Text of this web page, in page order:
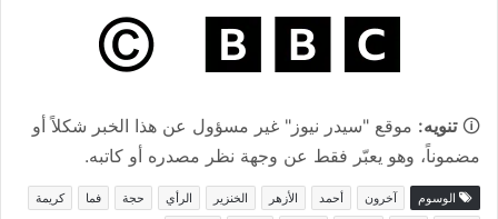
🛈تنويه: موقع "سيدر نيوز" غير مسؤول عن هذا الخبر شكلاً أو
مضموناً، وهو يعبّر فقط عن وجهة نظر مصدره أو كاتبه.
الوسوم آخرون أحمد الأزهر الخنزير الرأي حجة فما
كريمة